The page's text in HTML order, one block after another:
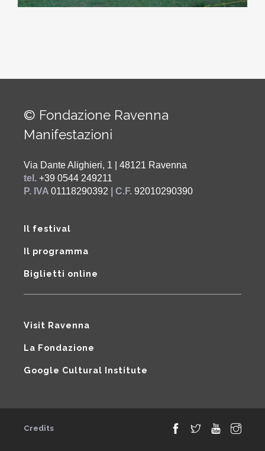
© Fondazione Ravenna
Manifestazioni
Via Dante Alighieri, 1 | 48121 Ravenna
tel. +39 0544 249211
P. IVA 01118290392 | C.F. 92010290390
Il festival
Il programma
Biglietti online
Visit Ravenna
La Fondazione
Google Cultural Institute
Credits